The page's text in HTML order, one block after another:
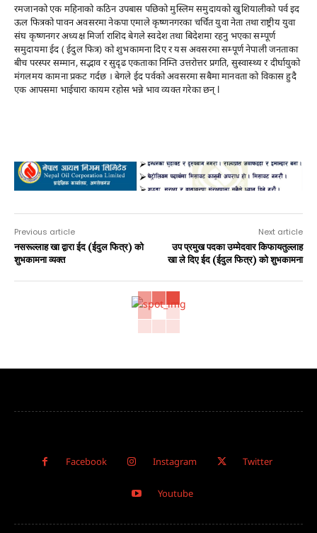
रमजानको एक महिनाको कठिन उपबास पछिको मुस्लिम समुदायको खुशियालीको पर्व इद
ऊल फित्रको पावन अवसरमा नेकपा एमाले कृष्णनगरका चर्चित युवा नेता तथा राष्ट्रीय युवा
संघ कृष्णनगर अध्यक्ष मिर्जा राशिद बेगले स्वदेश तथा बिदेशमा रहनु भएका सम्पूर्ण
समुदायमा ईद ( ईदुल फित्र) को शुभकामना दिए र यस अवसरमा सम्पूर्ण नेपाली जनताका
बीच परस्पर सम्मान, सद्भाव र सुदृढ एकताका निम्ति उत्तरोत्तर प्रगति, सुस्वास्थ्य र दीर्घायुको
मंगलमय कामना प्रकट गर्दछ । बेगले ईद पर्वको अवसरमा सबैमा मानवता को विकास हुदै
एक आपसमा भाईचारा कायम रहोस भन्ने भाव व्यक्त गरेका छन् l
Previous article
नसरूल्लाह खा द्वारा ईद (ईदुल फित्र) को
शुभकामना व्यक्त
Next article
उप प्रमुख पदका उम्मेदवार किफायतुल्लाह
खा ले दिए ईद (ईदुल फित्र) को शुभकामना
Facebook Instagram Twitter
Youtube